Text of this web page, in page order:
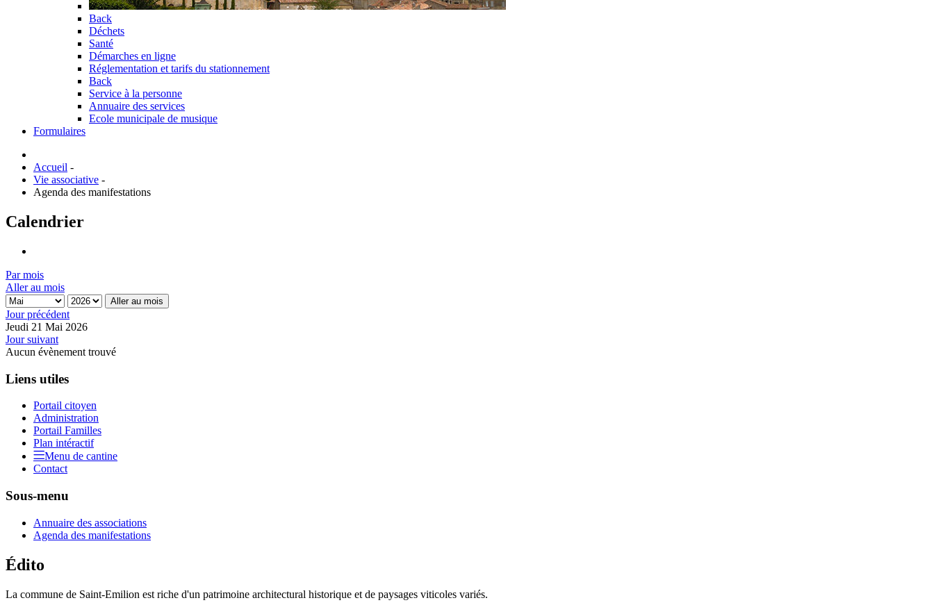
Back
Déchets
Santé
Démarches en ligne
Réglementation et tarifs du stationnement
Back
Service à la personne
Annuaire des services
Ecole municipale de musique
Formulaires
Accueil -
Vie associative -
Agenda des manifestations
Calendrier
Par mois
Aller au mois
Aller au mois
Jour précédent
Jeudi 21 Mai 2026
Jour suivant
Aucun évènement trouvé
Liens utiles
Portail citoyen
Administration
Portail Familles
Plan intéractif
Menu de cantine
Contact
Sous-menu
Annuaire des associations
Agenda des manifestations
Édito
La commune de Saint-Emilion est riche d'un patrimoine architectural historique et de paysages viticoles variés.